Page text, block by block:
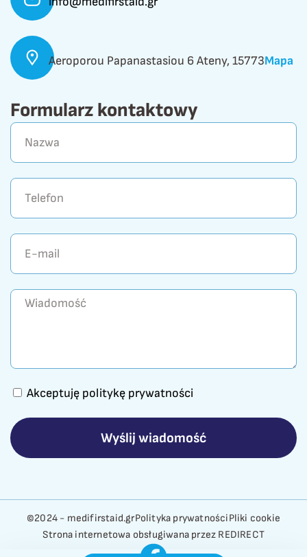
Aeroporou Papanastasiou 6 Ateny, 15773Mapa
Formularz kontaktowy
Akceptuję politykę prywatności
Wyślij wiadomość
©2024 - medifirstaid.grPolityka prywatnościPliki cookie
Strona internetowa obsługiwana przez REDIRECT